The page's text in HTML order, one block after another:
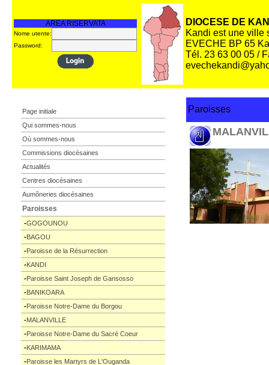
AREA RISERVATA
Nome utente:
Password:
DIOCESE DE
Kandi est une ville
EVECHE BP 65
Tél. 23 63 00 05 /
Page initiale
Qui sommes-nous
Où sommes-nous
Commissions diocésaines
Actualités
Centres diocésaines
Aumôneries diocésaines
Paroisses
-GOGOUNOU
-BAGOU
-Paroisse de la Résurrection
-KANDI
-Paroisse Saint Joseph de Gansosso
-BANIKOARA
-Paroisse Notre-Dame du Borgou
-MALANVILLE
-Paroisse Notre-Dame du Sacré Coeur
-KARIMAMA
-Paroisse les Martyrs de L'Ouganda
Paroisses